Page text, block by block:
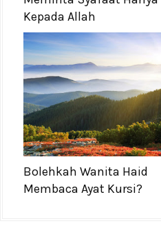
Kepada Allah
Bolehkah Wanita Haid
Membaca Ayat Kursi?